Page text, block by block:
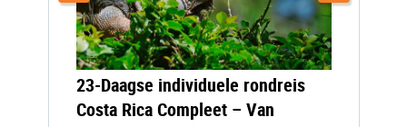
23-Daagse individuele rondreis
Costa Rica Compleet – Van